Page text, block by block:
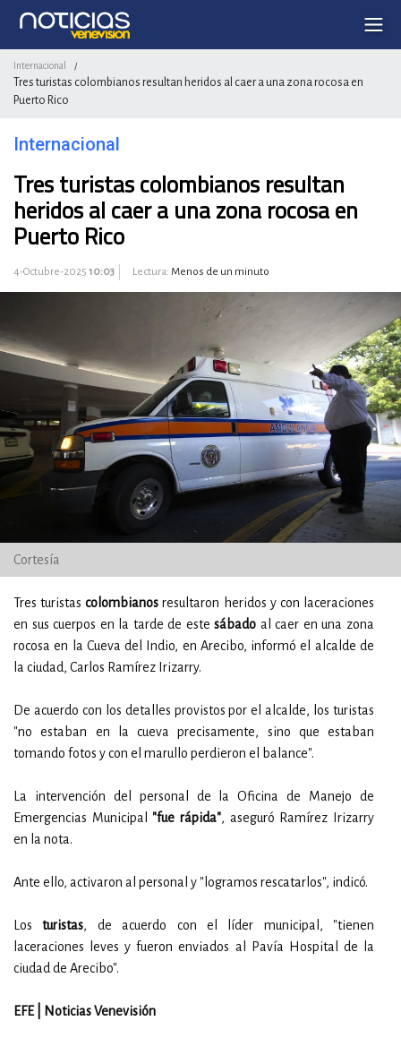
Internacional /
Tres turistas colombianos resultan heridos al caer a una zona rocosa en
Puerto Rico
Internacional
Tres turistas colombianos resultan
heridos al caer a una zona rocosa en
Puerto Rico
4-Octubre-2025 10:03 Lectura: Menos de un minuto
Cortesía
Tres turistascolombianos resultaron heridos y con laceraciones
en sus cuerpos en la tarde de estesábado al caer en una zona
rocosa en la Cueva del Indio, en Arecibo, informó el alcalde de
la ciudad, Carlos Ramírez Irizarry.
De acuerdo con los detalles provistos por el alcalde, los turistas
"no estaban en la cueva precisamente, sino que estaban
tomando fotos y con el marullo perdieron el balance".
La intervención del personal de la Oficina de Manejo de
Emergencias Municipal "fue rápida", aseguró Ramírez Irizarry
en la nota.
Ante ello, activaron al personal y "logramos rescatarlos", indicó.
Losturistas, de acuerdo con el líder municipal, "tienen
laceraciones leves y fueron enviados al Pavía Hospital de la
ciudad de Arecibo".
EFE | Noticias Venevisión